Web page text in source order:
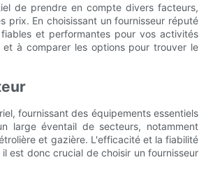
de prendre en compte divers facteurs,
prix. En choisissant un fournisseur réputé
et performantes pour vos activités
à comparer les options pour trouver le
fournissant des équipements essentiels
large éventail de secteurs, notamment
et gazière. L'efficacité et la fiabilité
est donc crucial de choisir un fournisseur